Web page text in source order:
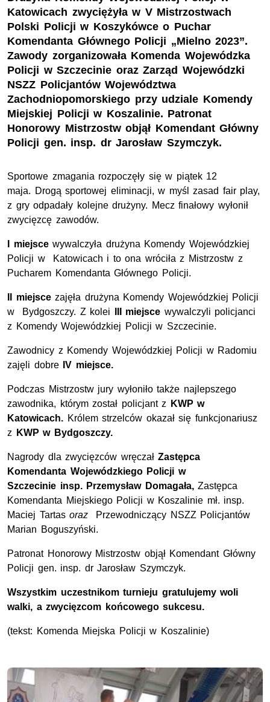
Katowicach zwyciężyła w V Mistrzostwach
Polski Policji w Koszykówce o Puchar
Komendanta Głównego Policji „Mielno 2023”.
Zawody zorganizowała Komenda Wojewódzka
Policji w Szczecinie oraz Zarząd Wojewódzki
NSZZ Policjantów Województwa
Zachodniopomorskiego przy udziale Komendy
Miejskiej Policji w Koszalinie. Patronat
Honorowy Mistrzostw objął Komendant Główny
Policji gen. insp. dr Jarosław Szymczyk.
Sportowe zmagania rozpoczęły się w piątek 12
maja. Drogą sportowej eliminacji, w myśl zasad fair play,
z gry odpadały kolejne drużyny. Mecz finałowy wyłonił
zwycięzcę zawodów.
I miejscewywalczyła drużyna Komendy Wojewódzkiej
Policji w Katowicach i to ona wróciła z Mistrzostw z
Pucharem Komendanta Głównego Policji.
II miejscezajęła drużyna Komendy Wojewódzkiej Policji
w Bydgoszczy. Z kolei
III miejsce wywalczyli policjanci
z Komendy Wojewódzkiej Policji w Szczecinie.
Zawodnicy z Komendy Wojewódzkiej Policji w Radomiu
zajęli dobre IV miejsce.
Podczas Mistrzostw jury wyłoniło także najlepszego
zawodnika, którym został policjant z
KWP w
Katowicach. Królem strzelców okazał się funkcjonariusz
z
KWP w Bydgoszczy.
Nagrody dla zwycięzców wręczałZastępca
Komendanta Wojewódzkiego Policji w
Szczecinie insp.Przemysław Domagała,Zastępca
Komendanta Miejskiego Policji w Koszalinie mł. insp.
Maciej Tartasoraz Przewodniczący NSZZ Policjantów
Marian Boguszyński.
Patronat Honorowy Mistrzostw objął Komendant Główny
Policji gen. insp. drJarosław Szymczyk.
Wszystkim uczestnikom turnieju gratulujemy woli
walki, a zwycięzcom końcowego sukcesu.
(tekst: Komenda Miejska Policji w Koszalinie)